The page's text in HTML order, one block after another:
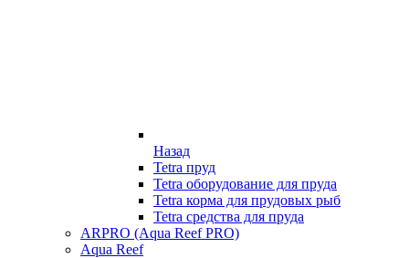
Назад
Tetra пруд
Tetra оборудование для пруда
Tetra корма для прудовых рыб
Tetra средства для пруда
ARPRO (Aqua Reef PRO)
Aqua Reef